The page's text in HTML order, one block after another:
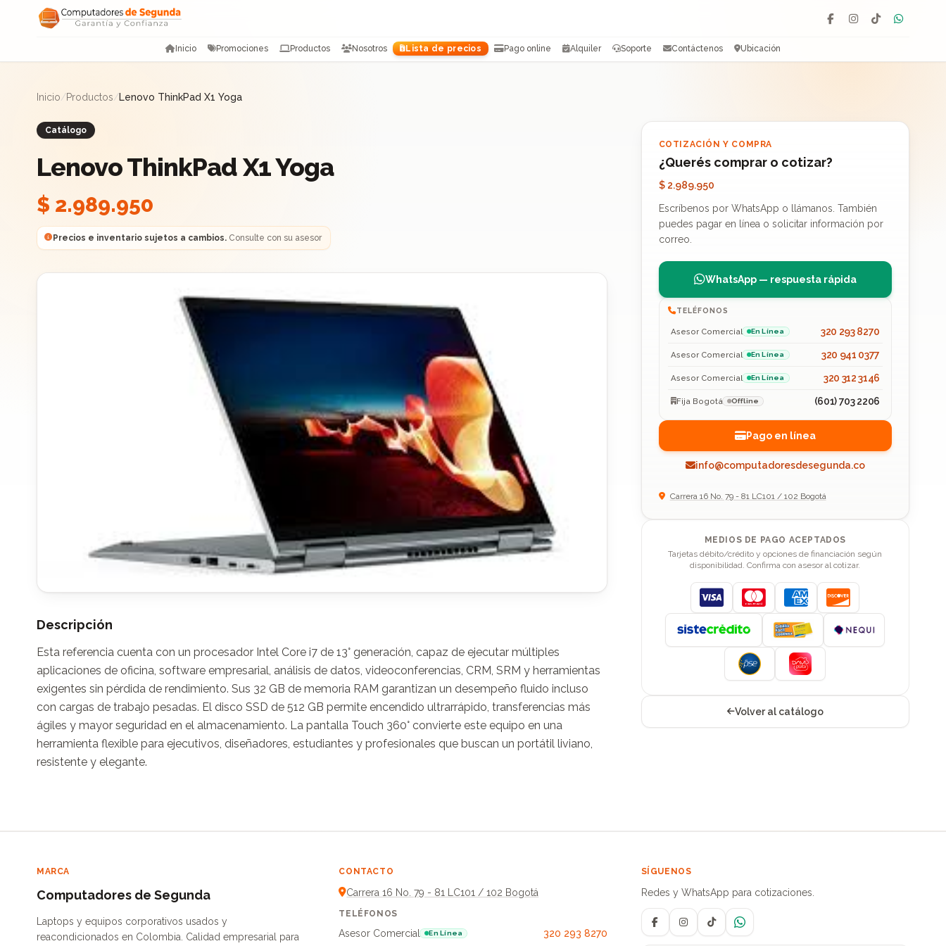
Saltar al contenido
Facebook
Instagram
TikTok
Inicio Promociones Productos Nosotros Lista de precios Pago online Alquiler Soporte Contáctenos Ubicación
Inicio/Productos/Lenovo ThinkPad X1 Yoga
Catálogo
Lenovo ThinkPad X1 Yoga
$ 2.989.950
Precios e inventario sujetos a cambios.Consulte con su asesor
Descripción
Esta referencia cuenta con un procesador Intel Core i7 de 13° generación, capaz de ejecutar múltiples
aplicaciones de oficina, software empresarial, análisis de datos, videoconferencias, CRM, SRM y herramientas
exigentes sin pérdida de rendimiento. Sus 32 GB de memoria RAM garantizan un desempeño fluido incluso
con cargas de trabajo pesadas. El disco SSD de 512 GB permite encendido ultrarrápido, transferencias más
ágiles y mayor seguridad en el almacenamiento. La pantalla Touch 360° convierte este equipo en una
herramienta flexible para ejecutivos, diseñadores, estudiantes y profesionales que buscan un portátil liviano,
resistente y elegante.
COTIZACIÓN Y COMPRA
¿Querés comprar o cotizar?
$ 2.989.950
Escríbenos por WhatsApp o llámanos. También
puedes pagar en línea o solicitar información por
correo.
WhatsApp — respuesta rápida
TELÉFONOS
Asesor Comercial En Línea 320 293 8270
Asesor Comercial En Línea 320 941 0377
Asesor Comercial En Línea 320 312 3146
Fija Bogotá Offline (601) 703 2206
Pago en línea
info@computadoresdesegunda.co
Carrera 16 No. 79 - 81 LC101 / 102 Bogotá
MEDIOS DE PAGO ACEPTADOS
Tarjetas débito/crédito y opciones de financiación según
disponibilidad. Confirma con asesor al cotizar.
Visa MastercardAmerican Express
Discover
Volver al catálogo
MARCA
Computadores de Segunda
Laptops y equipos corporativos usados y
reacondicionados en Colombia. Calidad empresarial para
CONTACTO
Carrera 16 No. 79 - 81 LC101 / 102 Bogotá
TELÉFONOS
Asesor Comercial En Línea 320 293 8270
SÍGUENOS
Redes y WhatsApp para cotizaciones.
FacebookInstagramTikTokWhatsApp